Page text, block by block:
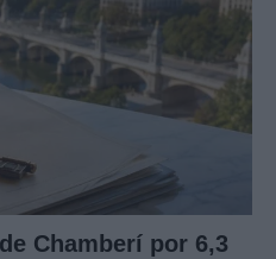
Chamberí por 6,3